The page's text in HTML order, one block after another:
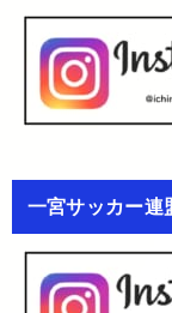
一宮サッカー連